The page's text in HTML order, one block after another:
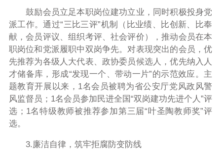
鼓励会员立足本职岗位建功立业，同时积极投身党
派工作。通过“三比三评”机制（比业绩、比创新、比奉
献，会员评议、组织考评、社会评价），推动会员在本
职岗位和党派履职中双岗争先。对表现突出的会员，优
先推荐为各级人大代表、政协委员候选人，优先纳入人
才储备库 ， 形成“发现一个、带动一片”的示范效应。 主
题教育开展以来，1名会员被聘为省公安厅党风政风警
风监督员 ；1名会员参加民进全国“双岗建功先进个人”评
选；1名特级教师被推荐参加第三届“叶圣陶教师奖”评
选。
3.廉洁自律，筑牢拒腐防变防线